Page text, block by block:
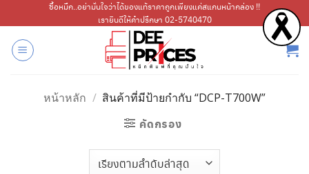
ไป
เนื้อหา
ซื้อหมึก..อย่ามั่นใจว่าได้ของแท้ราคาถูกเพียงแค่สแกนหน้ากล่อง !!
เรายินดีให้คำปรึกษา 02-5740470
หน้าหลัก / สินค้าที่มีป้ายกำกับ “DCP-T700W”
คัดกรอง